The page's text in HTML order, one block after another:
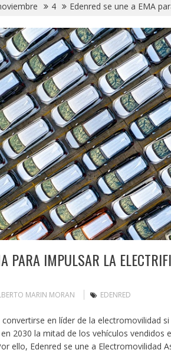
4 Edenred se une a EMA
PARA IMPULSAR LA
MARIN MORAN EDENRED
en líder de la electromovilidad
2030 la mitad de los vehículos vendidos
ello, Edenred se une a Electromovilidad